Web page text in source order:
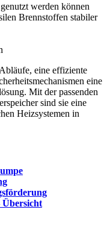
werden können
Brennstoffen stabiler
eine effiziente
eine
Mit der passenden
sind sie eine
Heizsystemen in
Übersicht